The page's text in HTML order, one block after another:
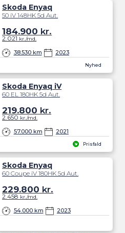
Nyhed
Skoda Enyaq
50 iV 148HK 5d Aut.
38.530 km 2023
184.900 kr.
2.021 kr./md.
Prisfald
Skoda Enyaq iV
60 EL 180HK 5d Aut.
57.000 km 2021
219.800 kr.
2.650 kr./md.
Skoda Enyaq
60 Coupe iV 180HK 5d Aut.
54.000 km 2023
229.800 kr.
2.458 kr./md.